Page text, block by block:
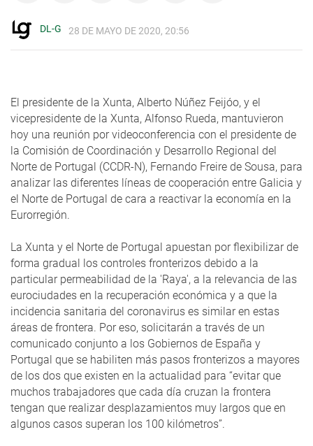
DL-G 28 DE MAYO DE 2020, 20:56
El presidente de la Xunta, Alberto Núñez Feijóo, y el
vicepresidente de la Xunta, Alfonso Rueda, mantuvieron
hoy una reunión por videoconferencia con el presidente de
la Comisión de Coordinación y Desarrollo Regional del
Norte de Portugal (CCDR-N), Fernando Freire de Sousa, para
analizar las diferentes líneas de cooperación entre Galicia y
el Norte de Portugal de cara a reactivar la economía en la
Eurorregión.
La Xunta y el Norte de Portugal apuestan por flexibilizar de
forma gradual los controles fronterizos debido a la
particular permeabilidad de la 'Raya', a la relevancia de las
eurociudades en la recuperación económica y a que la
incidencia sanitaria del coronavirus es similar en estas
áreas de frontera. Por eso, solicitarán a través de un
comunicado conjunto a los Gobiernos de España y
Portugal que se habiliten más pasos fronterizos a mayores
de los dos que existen en la actualidad para “evitar que
muchos trabajadores que cada día cruzan la frontera
tengan que realizar desplazamientos muy largos que en
algunos casos superan los 100 kilómetros”.